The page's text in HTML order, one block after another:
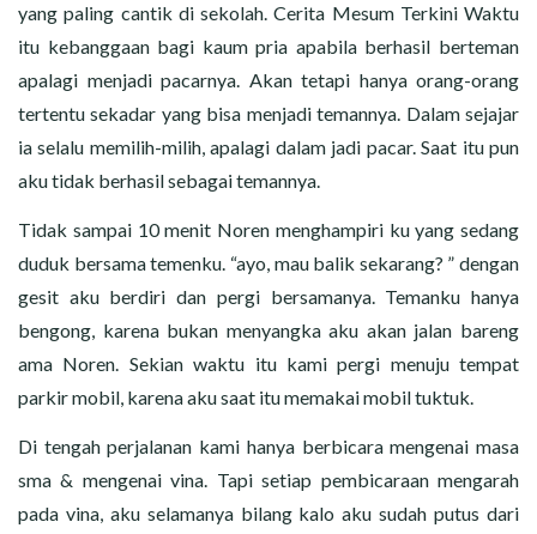
yang paling cantik di sekolah. Cerita Mesum Terkini Waktu
itu kebanggaan bagi kaum pria apabila berhasil berteman
apalagi menjadi pacarnya. Akan tetapi hanya orang-orang
tertentu sekadar yang bisa menjadi temannya. Dalam sejajar
ia selalu memilih-milih, apalagi dalam jadi pacar. Saat itu pun
aku tidak berhasil sebagai temannya.
Tidak sampai 10 menit Noren menghampiri ku yang sedang
duduk bersama temenku. “ayo, mau balik sekarang? ” dengan
gesit aku berdiri dan pergi bersamanya. Temanku hanya
bengong, karena bukan menyangka aku akan jalan bareng
ama Noren. Sekian waktu itu kami pergi menuju tempat
parkir mobil, karena aku saat itu memakai mobil tuktuk.
Di tengah perjalanan kami hanya berbicara mengenai masa
sma & mengenai vina. Tapi setiap pembicaraan mengarah
pada vina, aku selamanya bilang kalo aku sudah putus dari
CERITA TANTE SEXY
CERITA ISTRI SELINGKUH